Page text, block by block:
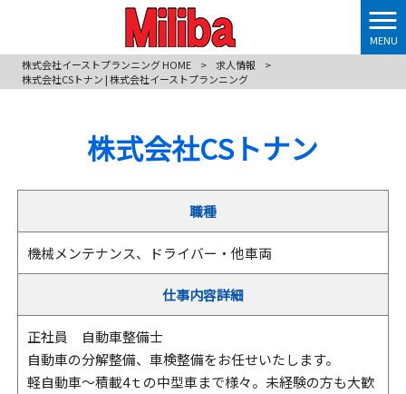
MENU
株式会社イーストプランニング HOME
> 求人情報
>
株式会社CSトナン | 株式会社イーストプランニング
株式会社CSトナン
職種
機械メンテナンス、ドライバー・他車両
仕事内容詳細
正社員 自動車整備士
自動車の分解整備、車検整備をお任せいたします。
軽自動車～積載4ｔの中型車まで様々。未経験の方も大歓